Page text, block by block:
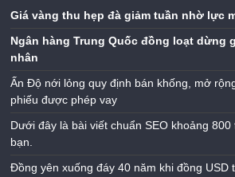
Giá vàng thu hẹp đà giảm tuần nhờ lực
Ngân hàng Trung Quốc đồng loạt dừng
nhân
Ấn Độ nới lỏng quy định bán khống, mở
phiếu được phép vay
Dưới đây là bài viết chuẩn SEO khoảng
bạn.
Đồng yên xuống đáy 40 năm khi đồng USD